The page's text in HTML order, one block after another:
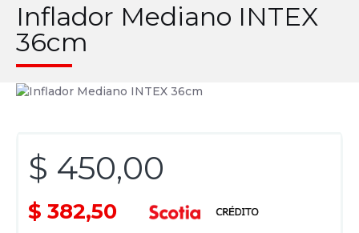
Inflador Mediano INTEX
36cm
$ 450,00
$ 382,50